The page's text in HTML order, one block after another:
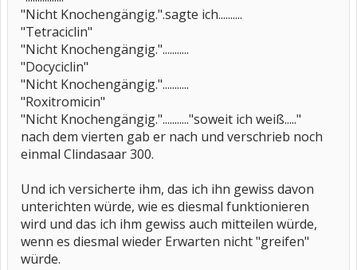
"Nicht Knochengängig.".sagte ich..........
"Tetraciclin"
"Nicht Knochengängig."...........
"Docyciclin"
"Nicht Knochengängig."...........
"Roxitromicin"
"Nicht Knochengängig."..........."soweit ich weiß....."
nach dem vierten gab er nach und verschrieb noch
einmal Clindasaar 300.
Und ich versicherte ihm, das ich ihn gewiss davon
unterichten würde, wie es diesmal funktionieren
wird und das ich ihm gewiss auch mitteilen würde,
wenn es diesmal wieder Erwarten nicht "greifen"
würde.